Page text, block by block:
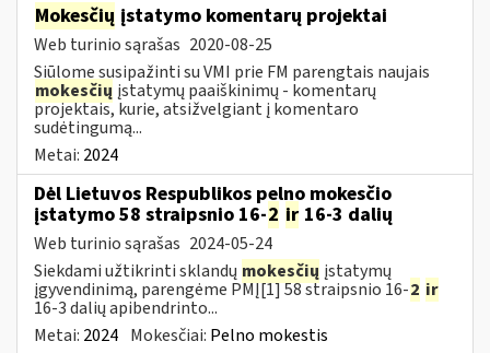
Mokesčių įstatymo komentarų projektai
Web turinio sąrašas 2020-08-25
Siūlome susipažinti su VMI prie FM parengtais naujais
mokesčių įstatymų paaiškinimų - komentarų
projektais, kurie, atsižvelgiant į komentaro
sudėtingumą...
Metai: 2024
Dėl Lietuvos Respublikos pelno mokesčio
įstatymo 58 straipsnio 16-2 ir 16-3 dalių
Web turinio sąrašas 2024-05-24
Siekdami užtikrinti sklandų mokesčių įstatymų
įgyvendinimą, parengėme PMĮ[1] 58 straipsnio 16-2 ir
16-3 dalių apibendrinto...
Metai: 2024 Mokesčiai: Pelno mokestis